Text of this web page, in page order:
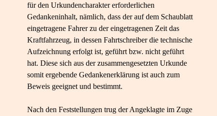
für den Urkundencharakter erforderlichen
Gedankeninhalt, nämlich, dass der auf dem Schaublatt
eingetragene Fahrer zu der eingetragenen Zeit das
Kraftfahrzeug, in dessen Fahrtschreiber die technische
Aufzeichnung erfolgt ist, geführt bzw. nicht geführt
hat. Diese sich aus der zusammengesetzten Urkunde
somit ergebende Gedankenerklärung ist auch zum
Beweis geeignet und bestimmt.
Nach den Feststellungen trug der Angeklagte im Zuge